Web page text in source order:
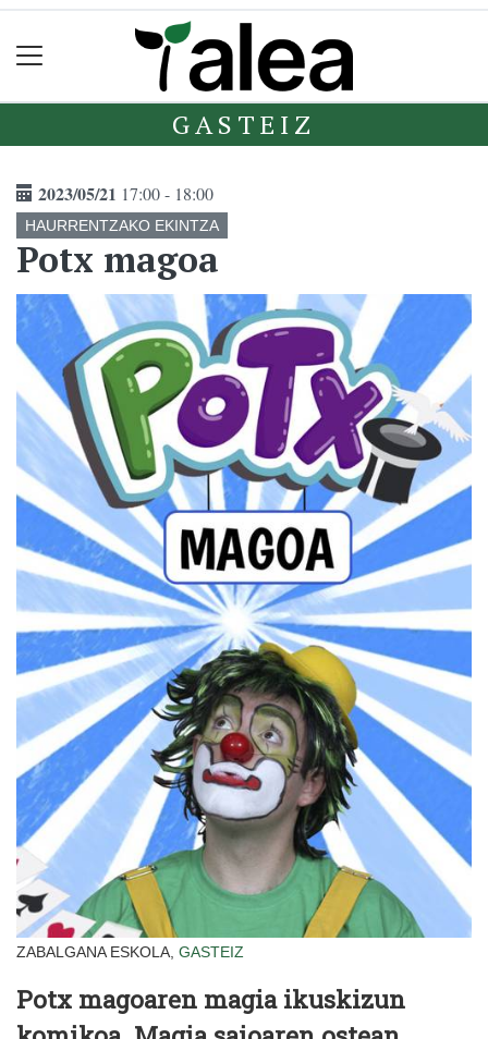
GASTEIZ
2023/05/21 17:00 - 18:00
HAURRENTZAKO EKINTZA
Potx magoa
ZABALGANA ESKOLA, GASTEIZ
Potx magoaren magia ikuskizun